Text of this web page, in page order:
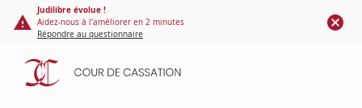
Panneau de gestion des cookies
contenu
principal
Judilibre évolue !
Aidez-nous à l'améliorer en 2 minutes
Répondre au questionnaire